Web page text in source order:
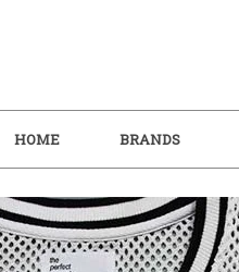
HOME BRANDS